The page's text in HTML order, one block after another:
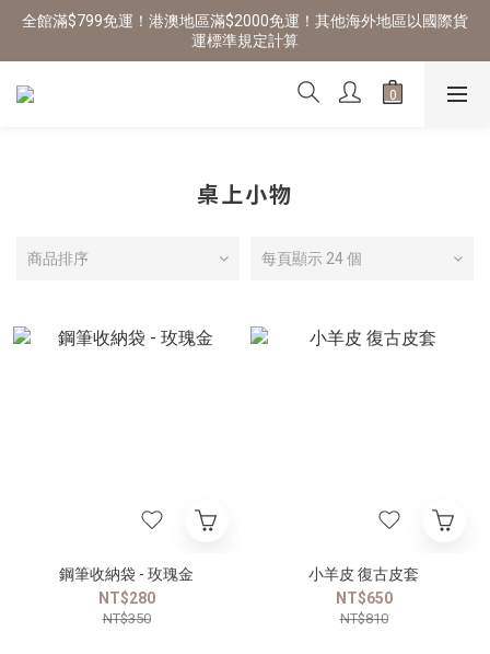
全館滿$799免運！港澳地區滿$2000免運！其他海外地區以國際貨
運標準規定計算
桌上小物
商品排序 每頁顯示 24 個
鋼筆收納袋 - 玫瑰金
NT$280
NT$350
小羊皮 復古皮套
NT$650
NT$810